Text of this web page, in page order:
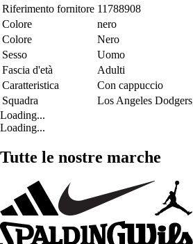
Riferimento fornitore 11788908
Colore
nero
Colore
Nero
Sesso
Uomo
Fascia d'età
Adulti
Caratteristica
Con cappuccio
Squadra
Los Angeles Dodgers
Loading...
Loading...
Tutte le nostre marche